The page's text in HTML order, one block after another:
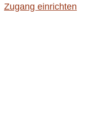
Zugang einrichten